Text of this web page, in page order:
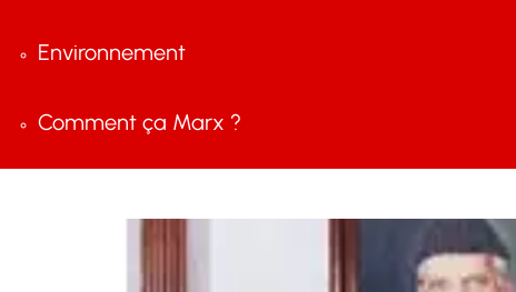
Environnement
Comment ça Marx ?